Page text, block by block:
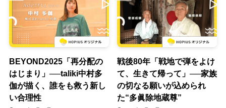
BEYOND2025「再分配の
はじまり」──taliki中村多
伽が描く、誰をも救う新し
い合理性
戦後80年「戦地で弾をよけ
て、生きて帰って」──家族
の切なる願いが込められ
た“多眞除地蔵尊”